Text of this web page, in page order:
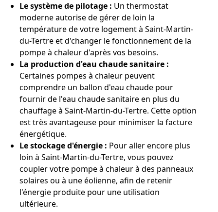
Le système de pilotage : Un thermostat
moderne autorise de gérer de loin la
température de votre logement à Saint-Martin-
du-Tertre et d'changer le fonctionnement de la
pompe à chaleur d'après vos besoins.
La production d'eau chaude sanitaire :
Certaines pompes à chaleur peuvent
comprendre un ballon d'eau chaude pour
fournir de l'eau chaude sanitaire en plus du
chauffage à Saint-Martin-du-Tertre. Cette option
est très avantageuse pour minimiser la facture
énergétique.
Le stockage d'énergie : Pour aller encore plus
loin à Saint-Martin-du-Tertre, vous pouvez
coupler votre pompe à chaleur à des panneaux
solaires ou à une éolienne, afin de retenir
l'énergie produite pour une utilisation
ultérieure.